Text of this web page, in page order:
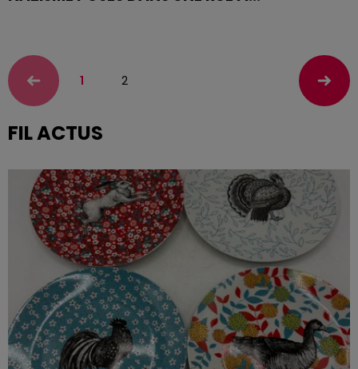
dans les Vosges...
1 2
FIL ACTUS